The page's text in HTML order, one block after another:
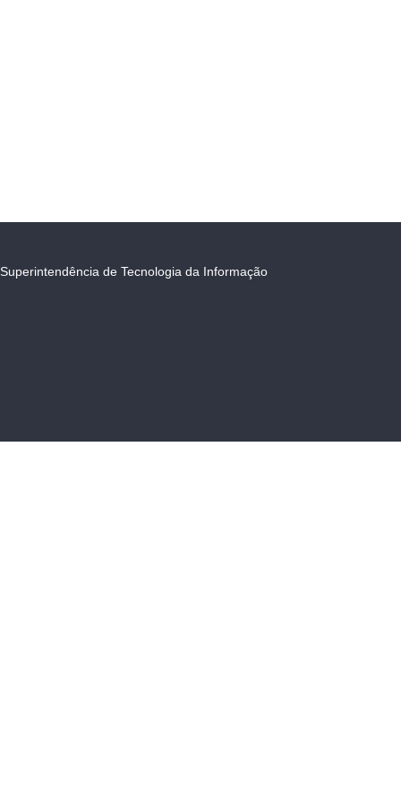
Superintendência de Tecnologia da Informação